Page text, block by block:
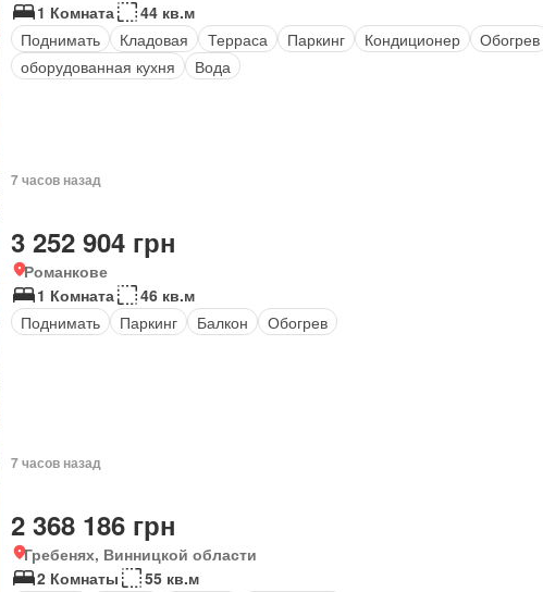
1 Комната
44 кв.м
Поднимать
Кладовая Терраса Паркинг Кондиционер
Обогрев
оборудованная кухня
Вода
7 часов назад
3 252 904 грн
Романкове
1 Комната
46 кв.м
Поднимать
Паркинг Балкон Обогрев
7 часов назад
2 368 186 грн
Гребенях, Винницкой области
2 Комнаты
55 кв.м